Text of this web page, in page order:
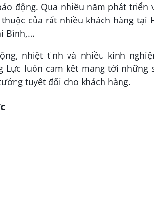
động. Qua nhiều năm phát triển
của rất nhiều khách hàng tại
Bình,…
nhiệt tình và nhiều kinh
Lực luôn cam kết mang tới những
tuyệt đối cho khách hàng.